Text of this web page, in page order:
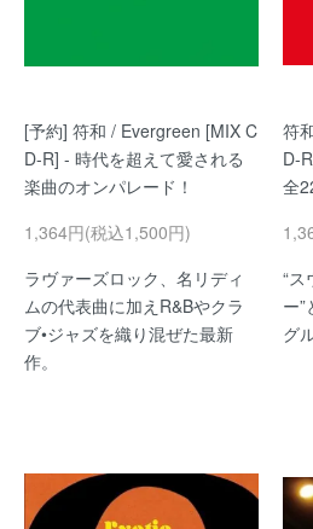
[予約] 符和 / Evergreen [MIX C
D-R] - 時代を超えて愛される
楽曲のオンパレード！
1,364円(税込1,500円)
ラヴァーズロック、名リディ
ムの代表曲に加えR&Bやクラ
ブ•ジャズを織り混ぜた最新
作。
符
D-
全
“ス
ー
グ